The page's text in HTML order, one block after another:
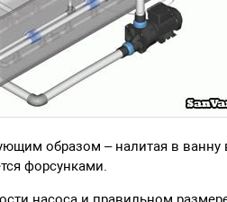
образом – налитая в ванну
форсунками.